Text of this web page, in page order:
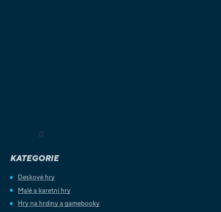
KATEGORIE
Deskové hry
Malé a karetní hry
Hry na hrdiny a gamebooky